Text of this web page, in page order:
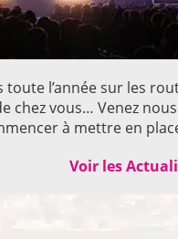
toute l’année sur les
chez vous… Venez
à mettre en
Voir les